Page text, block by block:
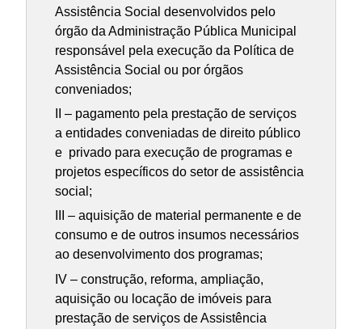
Assistência Social desenvolvidos pelo
órgão da Administração Pública Municipal
responsável pela execução da Política de
Assistência Social ou por órgãos
conveniados;
II – pagamento pela prestação de serviços
a entidades conveniadas de direito público
e privado para execução de programas e
projetos específicos do setor de assistência
social;
III – aquisição de material permanente e de
consumo e de outros insumos necessários
ao desenvolvimento dos programas;
IV – construção, reforma, ampliação,
aquisição ou locação de imóveis para
prestação de serviços de Assistência